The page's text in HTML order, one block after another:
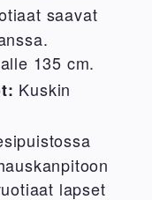
saavat
135 cm.
Kuskin
lapset